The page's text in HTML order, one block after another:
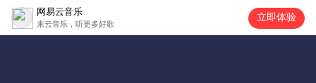
网易云音乐
来云音乐，听更多好歌
立即体验